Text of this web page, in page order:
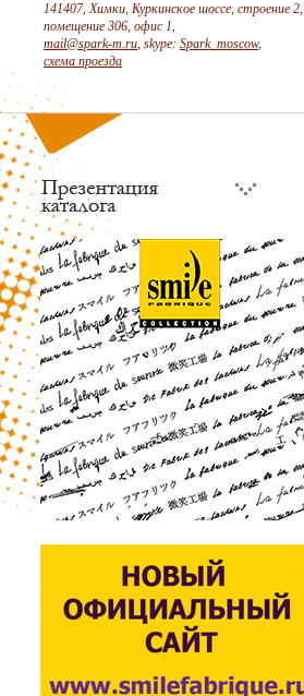
141407, Химки, Куркинское шоссе, строение 2,
помещение 306, офис 1,
mail@spark-m.ru, skype: Spark_moscow,
схема проезда